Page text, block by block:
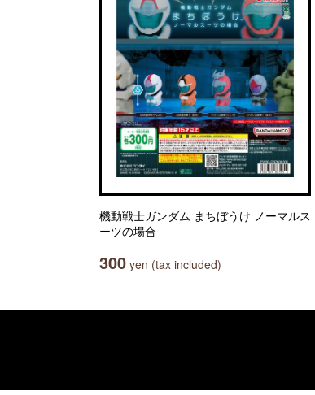
機動戦士ガンダム まちぼうけ ノーマルス
ーツの場合
300 yen (tax included)